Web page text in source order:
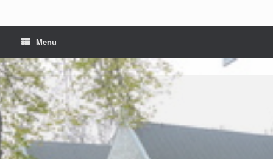
Menu